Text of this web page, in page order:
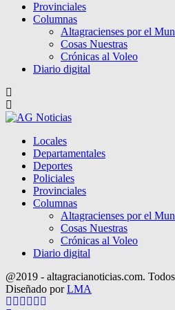
Provinciales
Columnas
Altagracienses por el
Cosas Nuestras
Crónicas al Voleo
Diario digital
Locales
Departamentales
Deportes
Policiales
Provinciales
Columnas
Altagracienses por el
Cosas Nuestras
Crónicas al Voleo
Diario digital
@2019 - altagracianoticias.com.
Diseñado porLMA
Facebook
Twitter
Instagram
Pinterest
Google